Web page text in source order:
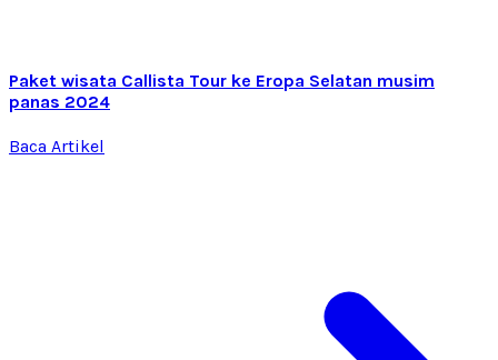
Paket wisata Callista Tour ke Eropa Selatan musim
panas 2024
Baca Artikel